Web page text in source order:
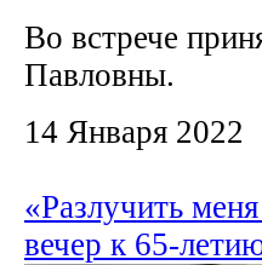
Во встрече
Павловны.
14 Января 2022
«Разлучить
вечер к 65-